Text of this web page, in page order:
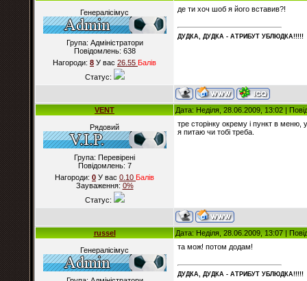
Генералісімус
Група: Адміністратори
Повідомлень: 638
Нагороди: 8 У вас 26.55 Балiв
Статус:
де ти хоч шоб я його вставив?!
ДУДКА, ДУДКА - АТРИБУT УБЛЮДКА!!!!!
VENT Дата: Неділя, 28.06.2009, 13:02 |
Рядовий
Група: Перевірені
Повідомлень: 7
Нагороди: 0 У вас 0.10 Балiв
Зауваження: 0%
Статус:
тре сторінку окрему і пункт в
я питаю чи тобі треба.
russel Дата: Неділя, 28.06.2009, 13:07 |
Генералісімус та мож! потом додам!
ДУДКА, ДУДКА - АТРИБУT УБЛЮДКА!!!!!